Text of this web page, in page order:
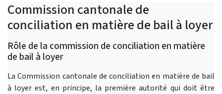
Commission cantonale de
conciliation en matière de bail à loyer
Rôle de la commission de conciliation en matière
de bail à loyer
La Commission cantonale de conciliation en matière de bail
à loyer est, en principe, la première autorité qui doit être